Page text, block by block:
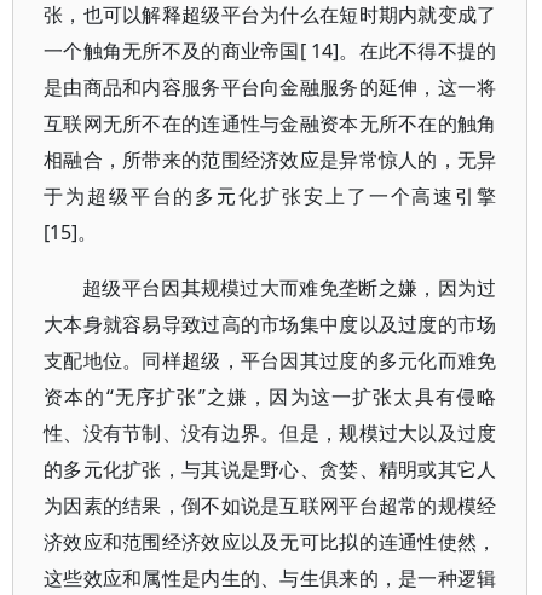
张，也可以解释超级平台为什么在短时期内就变成了
一个触角无所不及的商业帝国[ 14]。在此不得不提的
是由商品和内容服务平台向金融服务的延伸，这一将
互联网无所不在的连通性与金融资本无所不在的触角
相融合，所带来的范围经济效应是异常惊人的，无异
于为超级平台的多元化扩张安上了一个高速引擎
[15]。
超级平台因其规模过大而难免垄断之嫌，因为过
大本身就容易导致过高的市场集中度以及过度的市场
支配地位。同样超级，平台因其过度的多元化而难免
资本的“无序扩张”之嫌，因为这一扩张太具有侵略
性、没有节制、没有边界。但是，规模过大以及过度
的多元化扩张，与其说是野心、贪婪、精明或其它人
为因素的结果，倒不如说是互联网平台超常的规模经
济效应和范围经济效应以及无可比拟的连通性使然，
这些效应和属性是内生的、与生俱来的，是一种逻辑